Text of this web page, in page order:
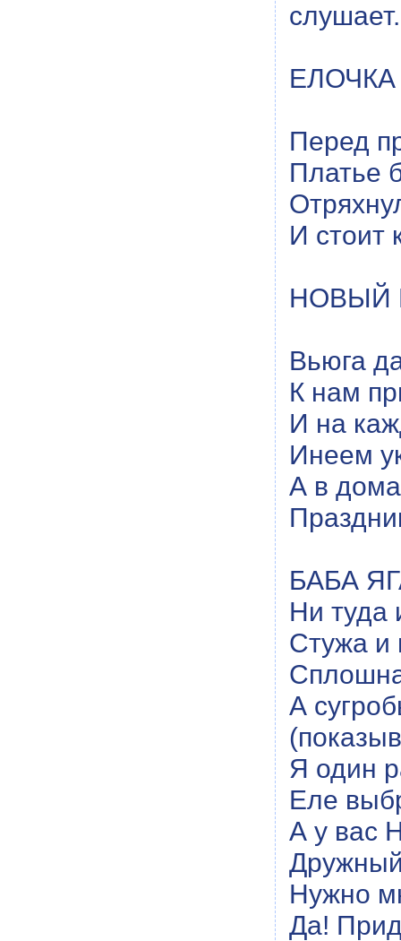
слушает.
ЕЛОЧКА
Перед
Платье
И стоит
НОВЫЙ
Вьюга
К нам
И на
Инеем
А в
БАБА
Ни туда
Стужа и
А
Я один
Еле
А у вас
Нужно
Да!